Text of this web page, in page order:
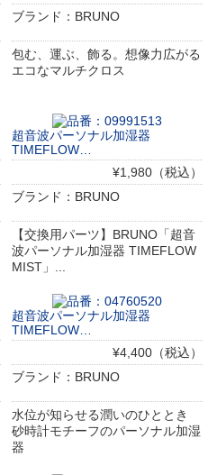
ブランド：BRUNO
包む、運ぶ、飾る。想像力広がる
エコなマルチクロス
超音波パーソナル加湿器
TIMEFLOW…
¥1,980（税込）
ブランド：BRUNO
【交換用パーツ】BRUNO「超音
波パーソナル加湿器 TIMEFLOW
MIST」...
超音波パーソナル加湿器
TIMEFLOW…
¥4,400（税込）
ブランド：BRUNO
水位が知らせる潤いのひととき
砂時計モチーフのパーソナル加湿
器